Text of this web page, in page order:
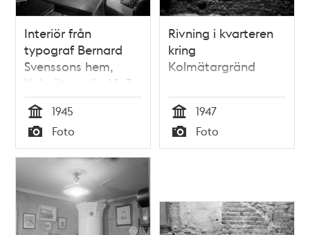
Interiör från
typograf Bernard
Svenssons hem,
Kolmätargränd 1, 3
tr
Tid
1945
Typ
Foto
Rivning i kvarteren
kring
Kolmätargränd
Tid
1947
Typ
Foto